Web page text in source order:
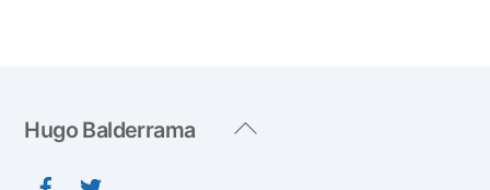
Back
Hugo Balderrama